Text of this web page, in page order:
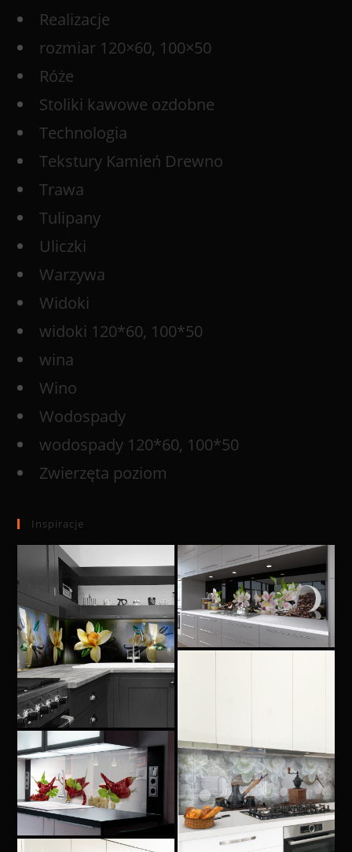
Realizacje
rozmiar 120×60, 100×50
Róże
Stoliki kawowe ozdobne
Technologia
Tekstury Kamień Drewno
Trawa
Tulipany
Uliczki
Warzywa
Widoki
widoki 120*60, 100*50
wina
Wino
Wodospady
wodospady 120*60, 100*50
Zwierzęta poziom
Inspiracje